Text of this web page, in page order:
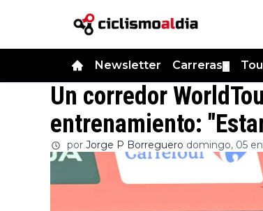
Newsletter Carreras
Un corredor
entrenamiento:
por Jorge P Borreguero domingo, 05